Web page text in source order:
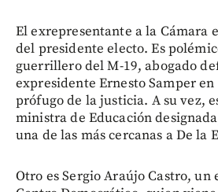
El exrepresentante a la Cámara
del presidente electo. Es
guerrillero del M-19, abogado
expresidente Ernesto Samper en
prófugo de la justicia. A su vez,
ministra de Educación
una de las más cercanas a De la
Otro es Sergio Araújo Castro,